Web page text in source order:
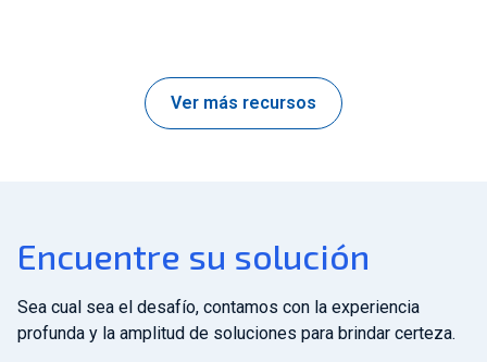
Ver más recursos
Encuentre su solución
Sea cual sea el desafío, contamos con la experiencia
profunda y la amplitud de soluciones para brindar certeza.